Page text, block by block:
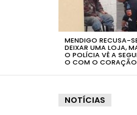
MENDIGO RECUSA-
DEIXAR UMA LOJA,
O POLÍCIA VÊ A
O COM O CORAÇÃO
NOTÍCIAS